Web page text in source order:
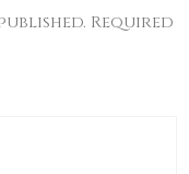
Required